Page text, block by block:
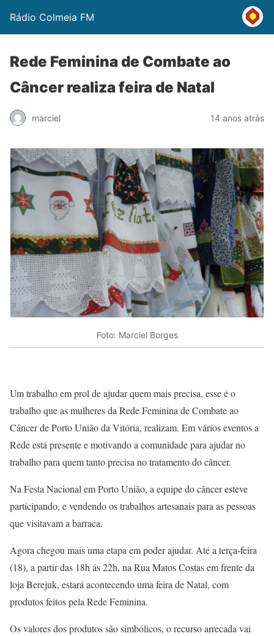
Rádio Colmeia FM
Rede Feminina de Combate ao
Câncer realiza feira de Natal
marciel 14 anos atrás
Foto: Marciel Borges
Um trabalho em prol de ajudar quem mais precisa, esse é o
trabalho que as mulheres da Rede Feminina de Combate ao
Câncer de Porto União da Vitória, realizam. Em vários eventos a
Rede está presente e motivando a comunidade para ajudar no
trabalho para quem tanto precisa no tratamento do câncer.
Na Festa Nacional em Porto União, a equipe do câncer esteve
participando, e vendendo os trabalhos artesanais para as pessoas
que visitavam a barraca.
Agora chegou mais uma etapa em poder ajudar. Até a terça-feira
(18), a partir das 18h ás 22h, na Rua Matos Costas em frente da
loja Berejuk, estará acontecendo uma feira de Natal, com
produtos feitos pela Rede Feminina.
Os valores dos produtos são simbólicos, o recurso arrecada vai